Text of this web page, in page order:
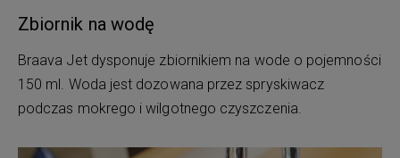
Zbiornik na wodę
Braava Jet dysponuje zbiornikiem na wode o pojemności
150 ml. Woda jest dozowana przez spryskiwacz
podczas mokrego i wilgotnego czyszczenia.